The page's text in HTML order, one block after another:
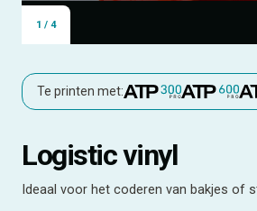
1 / 4
Te printen met:
Logistic vinyl
Ideaal voor het coderen van bakjes of